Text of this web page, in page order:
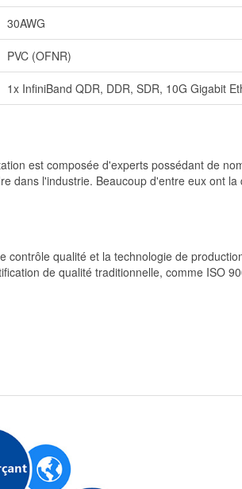
30AWG
PVC (OFNR)
1x InfiniBand QDR, DDR, SDR, 10G Gigabit
est composée d'experts possédant de
dans l'industrie. Beaucoup d'entre eux ont
qualité et la technologie de
de qualité traditionnelle, comme ISO